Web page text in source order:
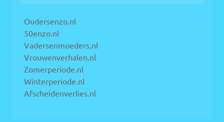
Oudersenzo.nl
50enzo.nl
Vadersenmoeders.nl
Vrouwenverhalen.nl
Zomerperiode.nl
Winterperiode.nl
Afscheidenverlies.nl